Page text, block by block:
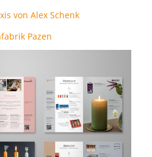
von Alex Schenk
Pazen